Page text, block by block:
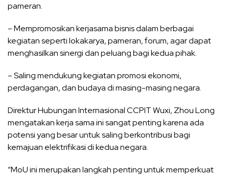
pameran.
– Mempromosikan kerjasama bisnis dalam berbagai
kegiatan seperti lokakarya, pameran, forum, agar dapat
menghasilkan sinergi dan peluang bagi kedua pihak.
– Saling mendukung kegiatan promosi ekonomi,
perdagangan, dan budaya di masing-masing negara.
Direktur Hubungan Internasional CCPIT Wuxi, Zhou Long
mengatakan kerja sama ini sangat penting karena ada
potensi yang besar untuk saling berkontribusi bagi
kemajuan elektrifikasi di kedua negara.
“MoU ini merupakan langkah penting untuk memperkuat